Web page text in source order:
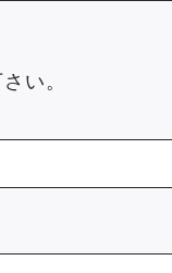
い。